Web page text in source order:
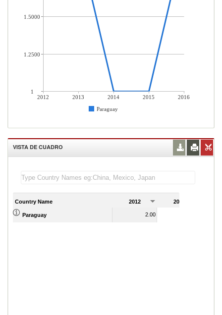
2012 2013 2014 2015
2016
Paraguay
1.5000
1.2500
1
VISTA DE CUADRO
Country Name 2012 2013
Paraguay 2.00